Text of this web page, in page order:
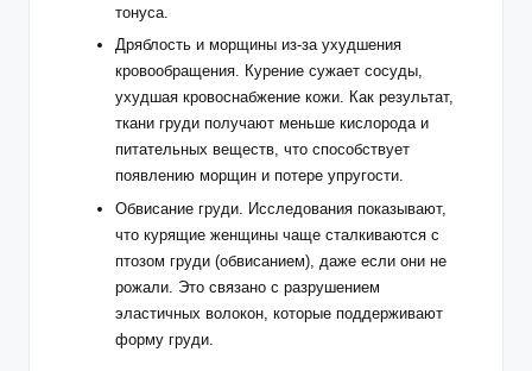
тонуса.
Дряблость и морщины из-за ухудшения
кровообращения. Курение сужает сосуды,
ухудшая кровоснабжение кожи. Как результат,
ткани груди получают меньше кислорода и
питательных веществ, что способствует
появлению морщин и потере упругости.
Обвисание груди. Исследования показывают,
что курящие женщины чаще сталкиваются с
птозом груди (обвисанием), даже если они не
рожали. Это связано с разрушением
эластичных волокон, которые поддерживают
форму груди.